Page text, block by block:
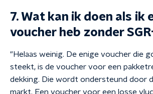
7. Wat kan ik doen als ik
voucher heb zonder
"Helaas weinig. De enige voucher die
steekt, is de voucher voor een
dekking. Die wordt ondersteund door
markt. Een voucher voor een losse